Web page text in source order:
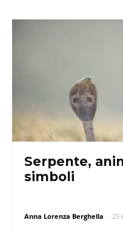
Serpente,
simboli
Anna Lorenza Berghella - 25